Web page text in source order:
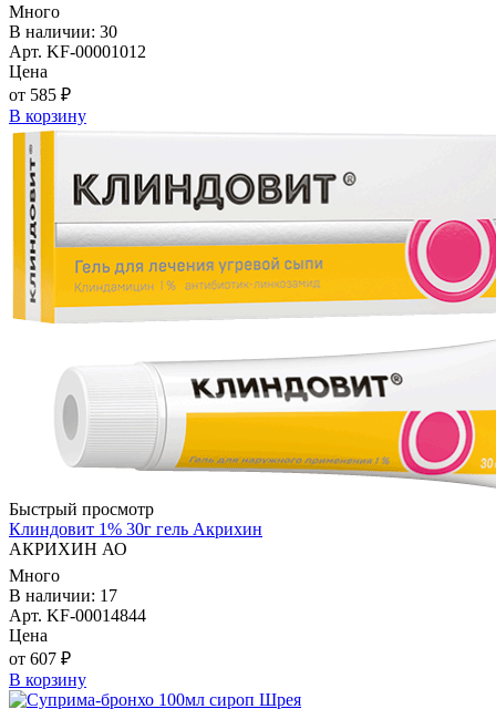
Много
В наличии: 30
Арт. KF-00001012
Цена
от 585 ₽
В корзину
Быстрый просмотр
Клиндовит 1% 30г гель Акрихин
АКРИХИН АО
Много
В наличии: 17
Арт. KF-00014844
Цена
от 607 ₽
В корзину